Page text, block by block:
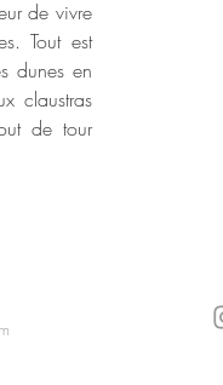
de vivre
Tout est
dunes en
claustras
de tour